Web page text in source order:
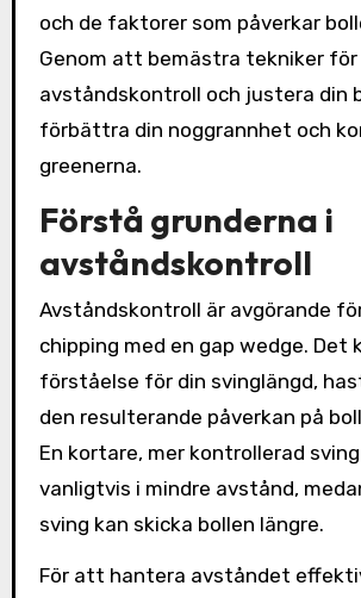
och de faktorer som påverkar
Genom att bemästra tekniker för
avståndskontroll och justera din
förbättra din noggrannhet och
greenerna.
Förstå grunderna i
avståndskontroll
Avståndskontroll är avgörande
chipping med en gap wedge. Det
förståelse för din svinglängd,
den resulterande påverkan på
En kortare, mer kontrollerad
vanligtvis i mindre avstånd,
sving kan skicka bollen längre.
För att hantera avståndet